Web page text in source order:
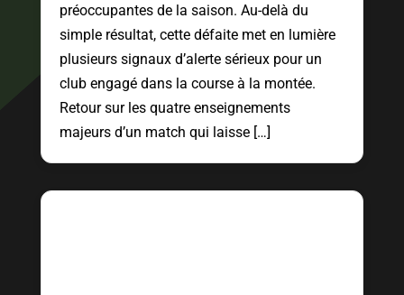
préoccupantes de la saison. Au-delà du
simple résultat, cette défaite met en lumière
plusieurs signaux d’alerte sérieux pour un
club engagé dans la course à la montée.
Retour sur les quatre enseignements
majeurs d’un match qui laisse […]